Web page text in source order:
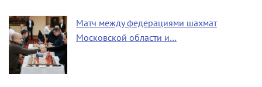
Матч между федерациями шахмат
Московской области и…